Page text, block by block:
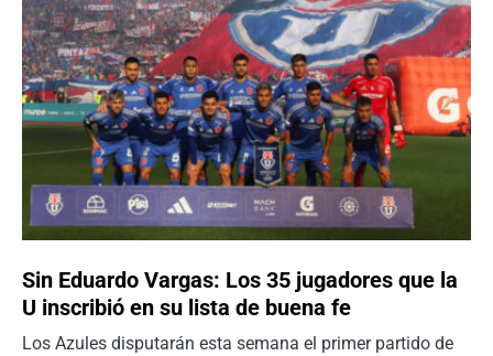
Sin Eduardo Vargas: Los 35 jugadores que la
U inscribió en su lista de buena fe
Los Azules disputarán esta semana el primer partido de